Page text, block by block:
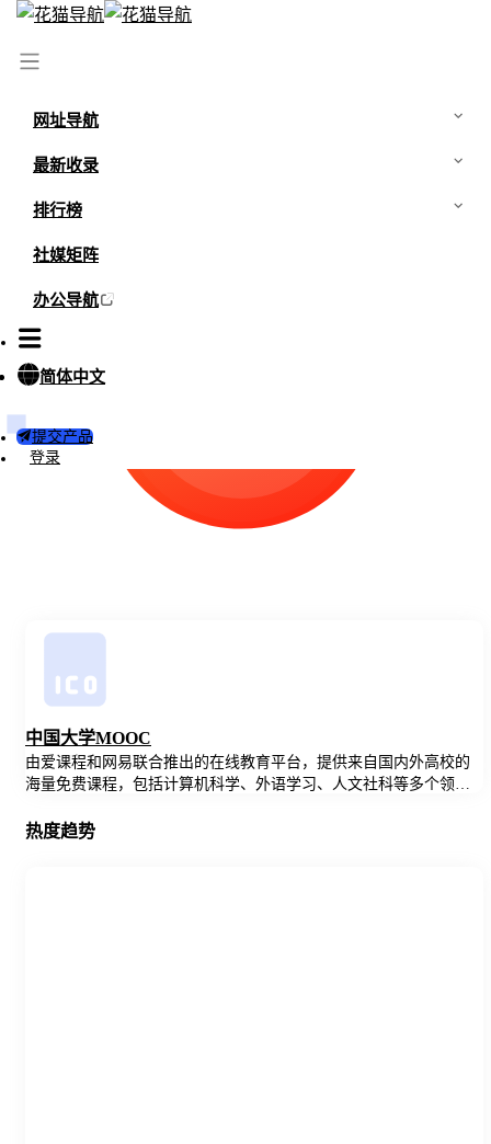
网址导航
最新收录
排行榜
社媒矩阵
办公导航
简体中文
提交产品
登录
中国大学MOOC
由爱课程和网易联合推出的在线教育平台，提供来自国内外高校的
海量免费课程，包括计算机科学、外语学习、人文社科等多个领
学生在灵活自主的学习环境中获取知识，提升能力。
热度趋势